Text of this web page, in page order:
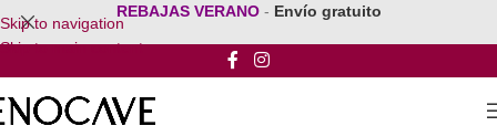
Skip to navigation
Skip to main content
REBAJAS VERANO - Envío gratuito